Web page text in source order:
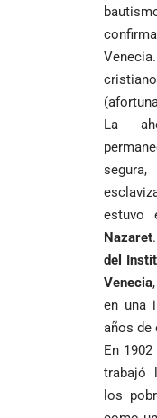
La
estuvo
Nazaret
del
Venecia
en una
años de
En
trabajó
los
Diego Luis
Urrea como nuevo
Más de 700
estudiantes
indígenas,
y mestizos
campesinos
inician nueva
jornada
en Medellín
y
los
MOTORES, LA
Pantalla & Dial.
Acoso sexual en
medios: Nueva
presidencial
presuntamente lo